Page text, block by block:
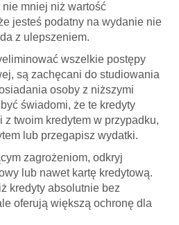
mniej niż wartość
jesteś podatny na wydanie nie
z ulepszeniem.
wszelkie postępy
są zachęcani do studiowania
osoby z niższymi
świadomi, że te kredyty
z twoim kredytem w przypadku,
lub przegapisz wydatki.
zagrożeniom, odkryj
lub nawet kartę kredytową.
kredyty absolutnie bez
oferują większą ochronę dla